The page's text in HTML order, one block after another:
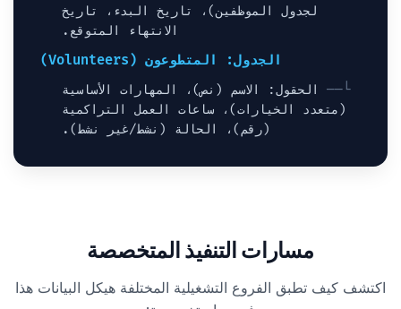
لجدول الموظفين)، تاريخ البدء، تاريخ
الانتهاء المتوقع.
الجدول: المتطوعون (Volunteers)
الحقول: الاسم (نص)، المهارات الأساسية
(متعدد الخيارات)، ساعات العمل التراكمية
(رقم)، الحالة (نشط/غير نشط).
مسارات التنفيذ المتخصصة
اكتشف كيف تطبق الفروع التشغيلية المختلفة هيكل البيانات هذا